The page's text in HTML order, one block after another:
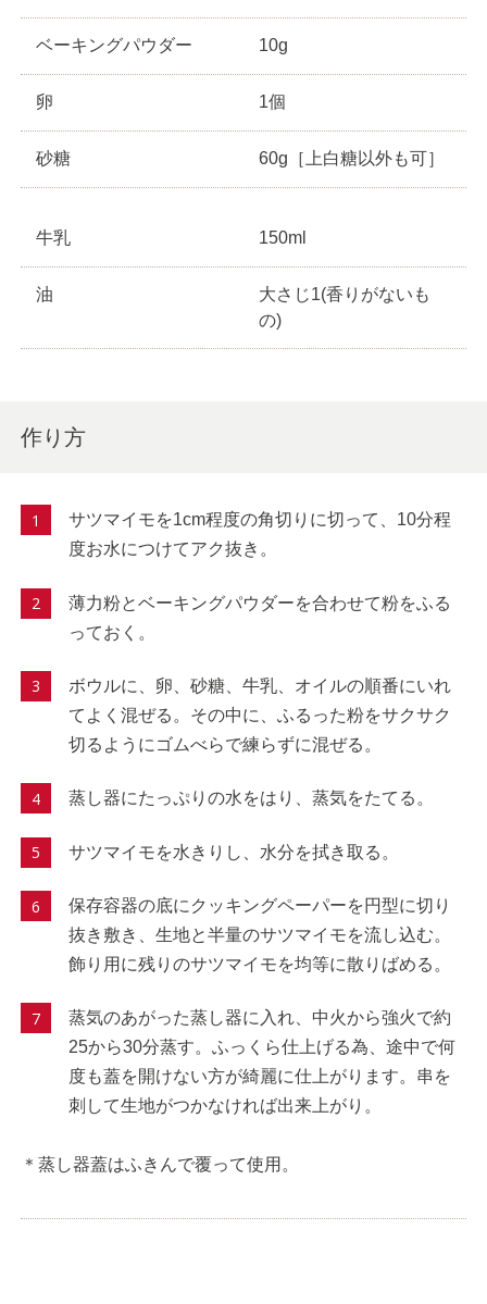
ベーキングパウダー 10g
卵 1個
砂糖 60g［上白糖以外も可］
牛乳 150ml
油
大さじ1(香りがないも
の)
作り方
サツマイモを1cm程度の角切りに切って、10分程
度お水につけてアク抜き。
薄力粉とベーキングパウダーを合わせて粉をふる
っておく。
ボウルに、卵、砂糖、牛乳、オイルの順番にいれ
てよく混ぜる。その中に、ふるった粉をサクサク
切るようにゴムべらで練らずに混ぜる。
蒸し器にたっぷりの水をはり、蒸気をたてる。
サツマイモを水きりし、水分を拭き取る。
保存容器の底にクッキングペーパーを円型に切り
抜き敷き、生地と半量のサツマイモを流し込む。
飾り用に残りのサツマイモを均等に散りばめる。
蒸気のあがった蒸し器に入れ、中火から強火で約
25から30分蒸す。ふっくら仕上げる為、途中で何
度も蓋を開けない方が綺麗に仕上がります。串を
刺して生地がつかなければ出来上がり。
＊蒸し器蓋はふきんで覆って使用。